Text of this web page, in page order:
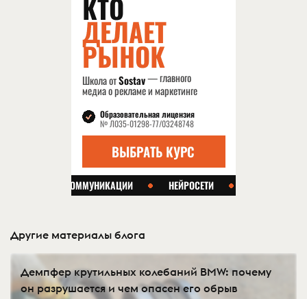
Другие материалы блога
Демпфер крутильных колебаний BMW: почему
он разрушается и чем опасен его обрыв